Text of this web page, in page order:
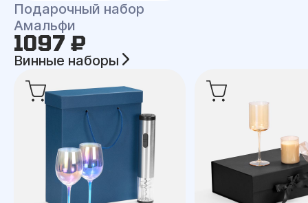
Подарочный набор
Амальфи
1097 ₽
Винные наборы